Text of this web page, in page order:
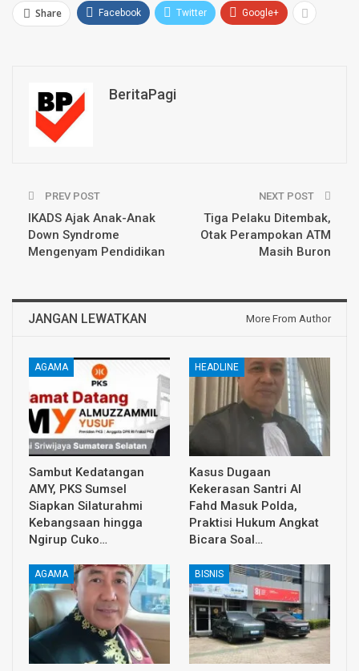
Share Facebook Twitter Google+
BeritaPagi
PREV POST
IKADS Ajak Anak-Anak
Down Syndrome
Mengenyam Pendidikan
NEXT POST
Tiga Pelaku Ditembak,
Otak Perampokan ATM
Masih Buron
JANGAN LEWATKAN More From Author
AGAMA
Sambut Kedatangan
AMY, PKS Sumsel
Siapkan Silaturahmi
Kebangsaan hingga
Ngirup Cuko…
HEADLINE
Kasus Dugaan
Kekerasan Santri Al
Fahd Masuk Polda,
Praktisi Hukum Angkat
Bicara Soal…
AGAMA BISNIS